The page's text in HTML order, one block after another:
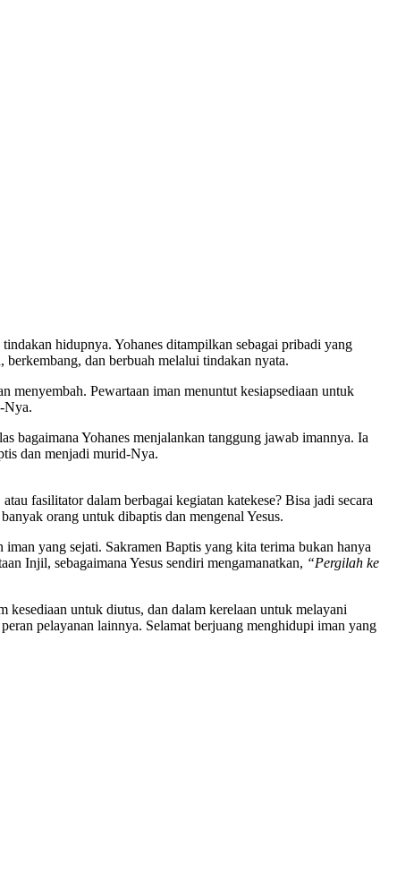
hidupnya. Yohanes ditampilkan sebagai pribadi yang
dan berbuah melalui tindakan nyata.
menyembah. Pewartaan iman menuntut kesiapsediaan untuk
Nya.
bagaimana Yohanes menjalankan tanggung jawab imannya. Ia
dan menjadi murid-Nya.
fasilitator dalam berbagai kegiatan katekese? Bisa jadi secara
orang untuk dibaptis dan mengenal Yesus.
yang sejati. Sakramen Baptis yang kita terima bukan hanya
Injil, sebagaimana Yesus sendiri mengamanatkan, “Pergilah ke
untuk diutus, dan dalam kerelaan untuk melayani
pelayanan lainnya. Selamat berjuang menghidupi iman yang